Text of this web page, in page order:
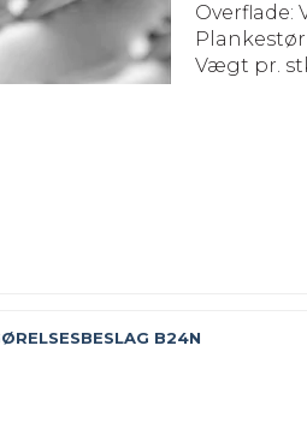
Overflade:
Vægt pr.
B24N